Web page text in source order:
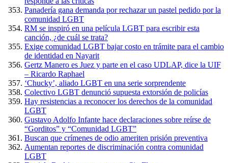
Panadería gana demanda por rechazar un pastel pedido por la
comunidad LGBT
RM se inspiró en una película LGBT para escribir esta
canción, ¿de cuál se trata?
Exige comunidad LGBT bajar costo en trámite para el cambio
de identidad en Nayarit
Gertz Manero es Juez y parte en el caso UDLAP, dice la UIF
– Ricardo Raphael
‘Chucky’, aliado LGBT en una serie sorprendente
Colectivo LGBT denunció supuesta extorsión de policías
Hay resistencias a reconocer los derechos de la comunidad
LGBT
Gustavo Adolfo Infante hace declaraciones sobre reírse de
“Gorditos” y “Comunidad LGBT”
Buscan que crímenes de odio ameriten prisión preventiva
Aumentan reportes de discriminación contra comunidad
LGBT